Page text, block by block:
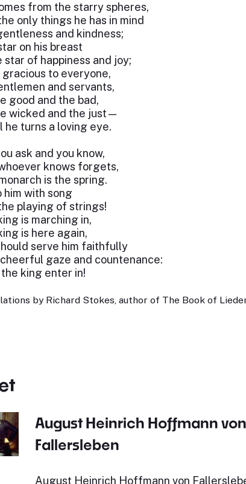
from the starry spheres,
only things he has in mind
and kindness;
on his breast
star of happiness and joy;
gracious to everyone,
and servants,
good and the bad,
wicked and the just—
he turns a loving eye.
ask and you know,
knows forgets,
is the spring.
him with song
playing of strings!
is marching in,
is here again,
serve him faithfully
gaze and countenance:
king enter in!
by Richard Stokes, author of The Book of
August Heinrich Hoffmann von
Fallersleben
August Heinrich Hoffmann von